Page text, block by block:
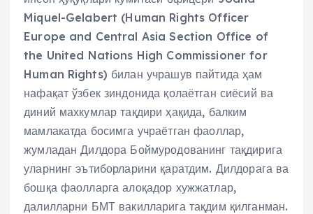
Miquel-Gelabert (Human Rights Officer
Europe and Central Asia Section Office of
the United Nations High Commissioner for
Human Rights) билан учрашув пайтида ҳам
нафақат ўзбек зиндонида қолаётган сиёсий ва
диний махкумлар тақдири ҳақида, балким
мамлакатда босимга учраётган фаоллар,
жумладан Дилдора Боймуродованинг тақдирига
уларнинг эътиборларини қаратдим. Дилдорага ва
бошқа фаолларга алоқадор хужжатлар,
далилларни БМТ вакилларига тақдим қилганман.